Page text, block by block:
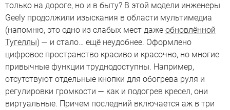
только на дороге, но и в быту? В этой модели инженеры
Geely продолжили изыскания в области мультимедиа
(напомню, это одно из слабых мест даже обновлённой
Тугеллы) — и стало… ещё неудобнее. Оформлено
цифровое пространство красиво и красочно, но многие
привычные функции труднодоступны. Например,
отсутствуют отдельные кнопки для обогрева руля и
регулировки громкости — как и подогрев кресел, они
виртуальные. Причем последний включается аж в три